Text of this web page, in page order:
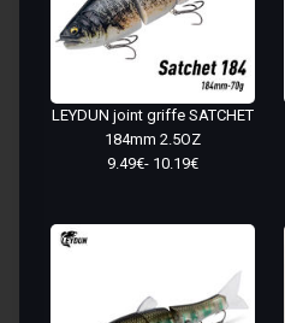
LEYDUN joint griffe SATCHET
184mm 2.5OZ
9.49€- 10.19€